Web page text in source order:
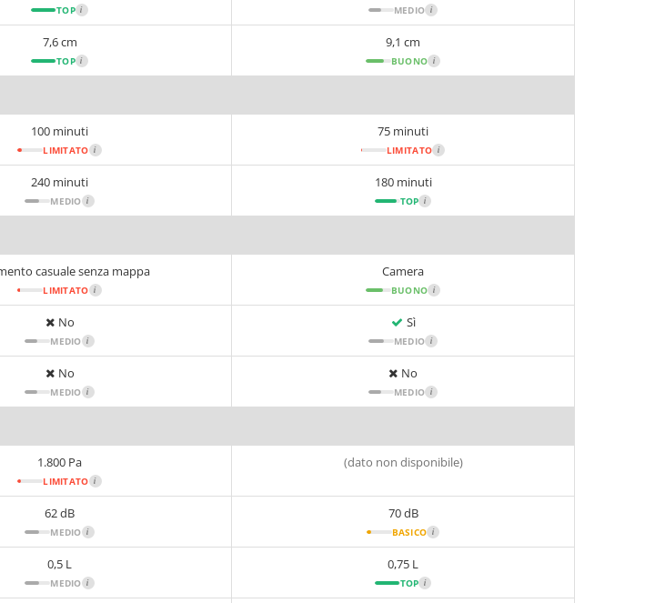
TOP i MEDIO i
7,6 cm
TOP i
9,1 cm
BUONO i
100 minuti
LIMITATO i
75 minuti
LIMITATO i
240 minuti
MEDIO i
180 minuti
TOP i
casuale senza mappa
LIMITATO i
Camera
BUONO i
No
MEDIO i
Sì
MEDIO i
No
MEDIO i
No
MEDIO i
1.800 Pa
LIMITATO i
(dato non disponibile)
62 dB
MEDIO i
70 dB
BASICO i
0,5 L
MEDIO i
0,75 L
TOP i